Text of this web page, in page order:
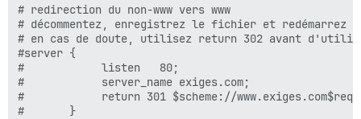
# redirection du non-www vers www
# décommentez, enregistrez le fichier et redémarrez
# en cas de doute, utilisez return 302 avant
#server {
#            listen   80;
#            server_name exiges.com;
#            return 301 $scheme://
#       }